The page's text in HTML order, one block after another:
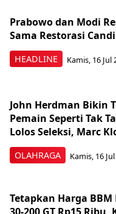
HEADLINE
Prabowo dan Modi
Sama Restorasi
Kamis, 16 Jul
OLAHRAGA
John Herdman Bikin
Pemain Seperti Tak
Lolos Seleksi, Marc
Kamis, 16
Tetapkan Harga